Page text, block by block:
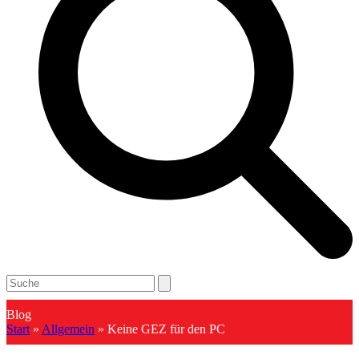
Open
mobile
menu
Close
mobile
menu
Search
Blog
Start » Allgemein » Keine GEZ für den PC